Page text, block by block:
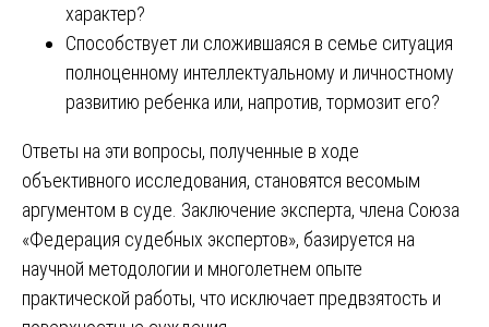
характер?
Способствует ли сложившаяся в семье ситуация
полноценному интеллектуальному и личностному
развитию ребенка или, напротив, тормозит его?
Ответы на эти вопросы, полученные в ходе
объективного исследования, становятся весомым
аргументом в суде. Заключение эксперта, члена Союза
«Федерация судебных экспертов», базируется на
научной методологии и многолетнем опыте
практической работы, что исключает предвзятость и